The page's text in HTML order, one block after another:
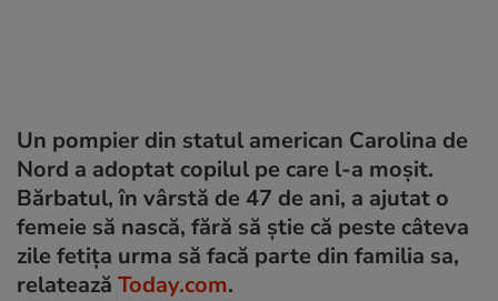
Un pompier din statul american Carolina de
Nord a adoptat copilul pe care l-a moșit.
Bărbatul, în vârstă de 47 de ani, a ajutat o
femeie să nască, fără să știe că peste câteva
zile fetița urma să facă parte din familia sa,
relatează Today.com.